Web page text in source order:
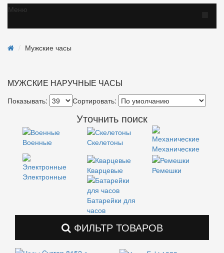
Меню
Мужские часы
МУЖСКИЕ НАРУЧНЫЕ ЧАСЫ
Показывать: Сортировать:
Уточнить поиск
Военные Скелетоны
Механические
Электронные
Кварцевые Ремешки
Батарейки для
часов
ФИЛЬТР ТОВАРОВ